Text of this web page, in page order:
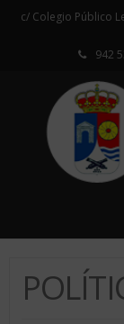
c/ Colegio Público
942